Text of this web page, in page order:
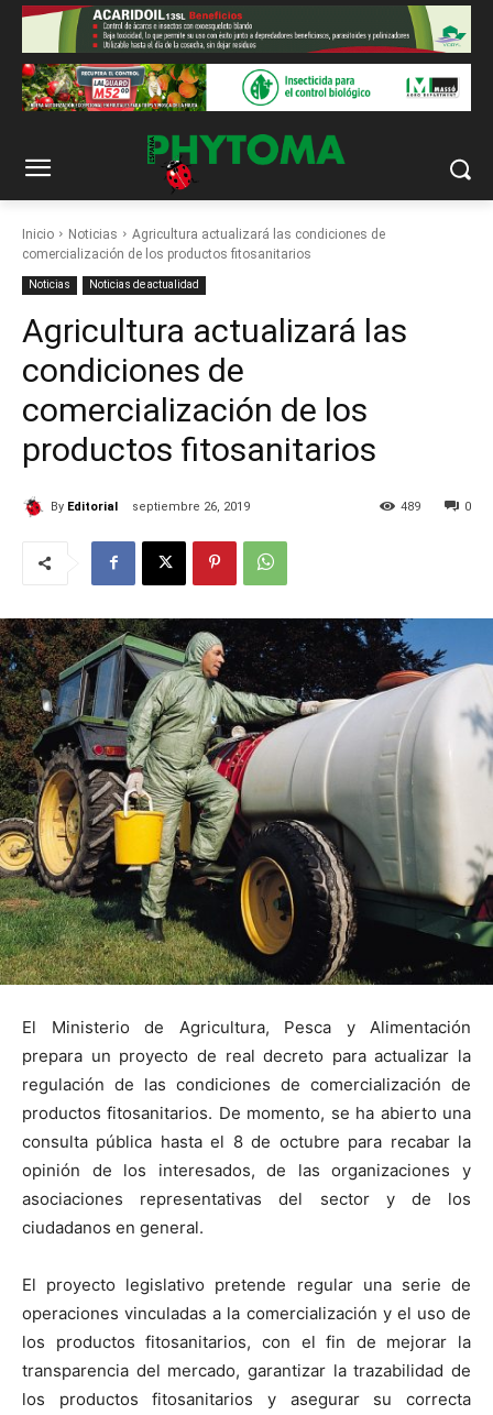
Inicio Noticias
Agricultura actualizará las condiciones de
comercialización de los productos fitosanitarios
Noticias Noticias de actualidad
Agricultura actualizará las
condiciones de
comercialización de los
productos fitosanitarios
By Editorial septiembre 26, 2019 0
489
El Ministerio de Agricultura, Pesca y Alimentación
prepara un proyecto de real decreto para actualizar la
regulación de las condiciones de comercialización de
productos fitosanitarios. De momento, se ha abierto una
consulta pública hasta el 8 de octubre para recabar la
opinión de los interesados, de las organizaciones y
asociaciones representativas del sector y de los
ciudadanos en general.
El proyecto legislativo pretende regular una serie de
operaciones vinculadas a la comercialización y el uso de
los productos fitosanitarios, con el fin de mejorar la
transparencia del mercado, garantizar la trazabilidad de
los productos fitosanitarios y asegurar su correcta